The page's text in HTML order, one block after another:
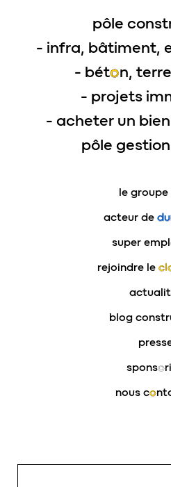
pôle
- infra, bâtiment,
- béton,
- projets
- acheter un
pôle
le groupe
acteur de
super empl
rejoindre le
blog
sponso
nous co